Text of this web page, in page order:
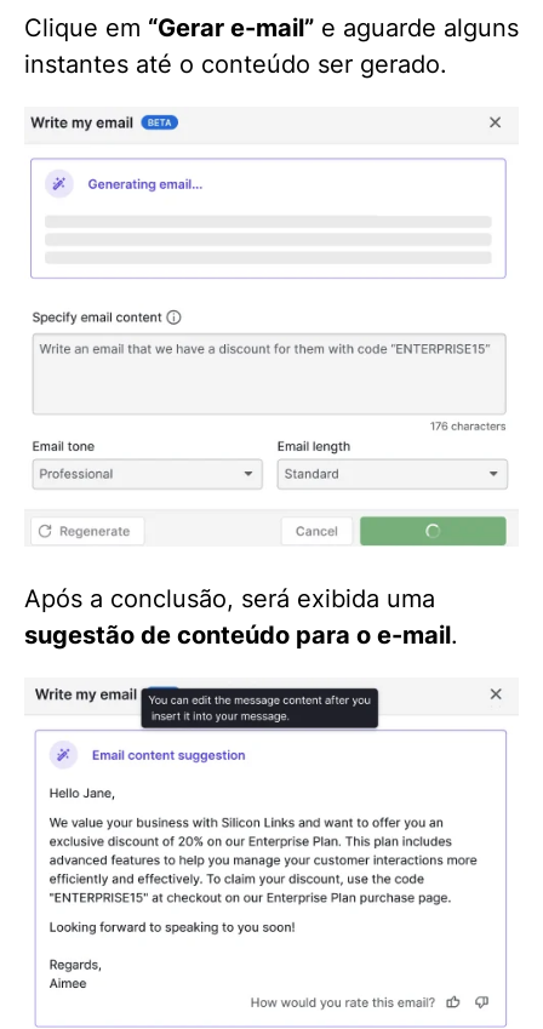
Clique em “Gerar e-mail” e aguarde alguns
instantes até o conteúdo ser gerado.
Após a conclusão, será exibida uma
sugestão de conteúdo para o e-mail.